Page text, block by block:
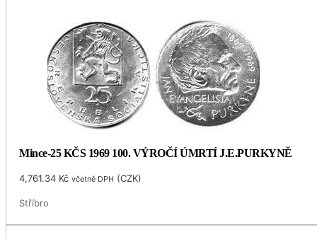
Mince-25 KČS 1969 100. VÝROČÍ ÚMRTÍ J.E.PURKYNĚ
4,761.34 Kč včetně DPH (CZK)
Stříbro